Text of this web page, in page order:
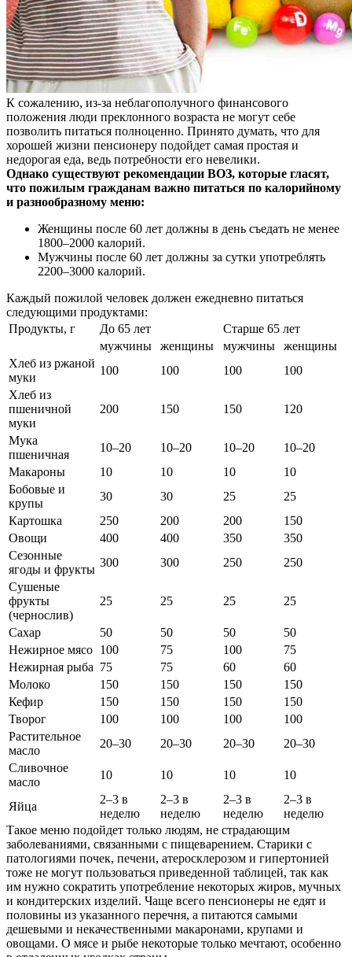
К сожалению, из-за неблагополучного финансового
положения люди преклонного возраста не могут себе
позволить питаться полноценно. Принято думать, что для
хорошей жизни пенсионеру подойдет самая простая и
недорогая еда, ведь потребности его невелики.
Однако существуют рекомендации ВОЗ, которые гласят,
что пожилым гражданам важно питаться по калорийному
и разнообразному меню:
Женщины после 60 лет должны в день съедать не менее
1800–2000 калорий.
Мужчины после 60 лет должны за сутки употреблять
2200–3000 калорий.
Каждый пожилой человек должен ежедневно питаться
следующими продуктами:
Продукты, г
До 65 лет
Старше 65 лет
мужчины
женщины мужчины
женщины
Хлеб из ржаной
муки
100 100 100
100
Хлеб из
пшеничной
муки
200 150 150 120
Мука
пшеничная
10–20 10–20 10–20
10–20
Макароны
10 10 10
10
Бобовые и
крупы
30 30 25
25
Картошка
250 200 200
150
Овощи
400 400 350
350
Сезонные
ягоды и фрукты
300 300 250
250
Сушеные
фрукты
(чернослив)
25 25 25 25
Сахар 50 50 50
50
Нежирное мясо 100 75 100
75
Нежирная рыба 75 75 60
60
Молоко
150 150 150
150
Кефир
150 150 150
150
Творог
100 100 100
100
Растительное
масло
20–30 20–30 20–30
20–30
Сливочное
масло
10 10 10 10
Яйца
2–3 в
неделю
2–3 в
неделю
2–3 в
неделю
2–3 в
неделю
Такое меню подойдет только людям, не страдающим
заболеваниями, связанными с пищеварением. Старики с
патологиями почек, печени, атеросклерозом и гипертонией
тоже не могут пользоваться приведенной таблицей, так как
им нужно сократить употребление некоторых жиров, мучных
и кондитерских изделий. Чаще всего пенсионеры не едят и
половины из указанного перечня, а питаются самыми
дешевыми и некачественными макаронами, крупами и
овощами. О мясе и рыбе некоторые только мечтают, особенно